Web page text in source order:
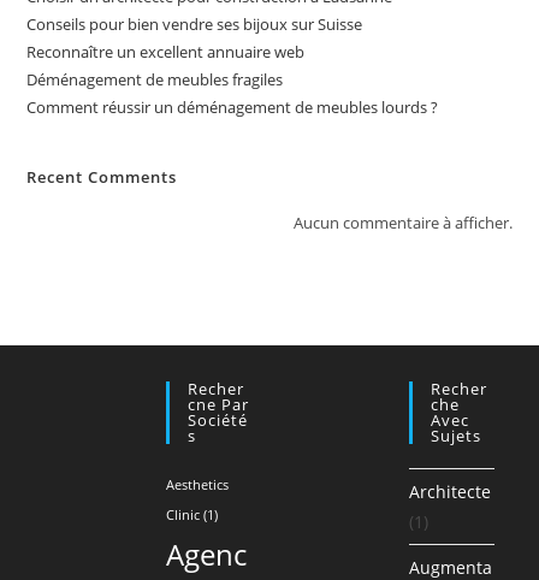
Conseils pour bien vendre ses bijoux sur Suisse
Reconnaître un excellent annuaire web
Déménagement de meubles fragiles
Comment réussir un déménagement de meubles lourds ?
Recent Comments
Aucun commentaire à afficher.
Recher
Cne Par
Société
S
Aesthetics
Clinic (1)
Agenc
Recher
Che
Avec
Sujets
Architecte
(1)
Augmenta